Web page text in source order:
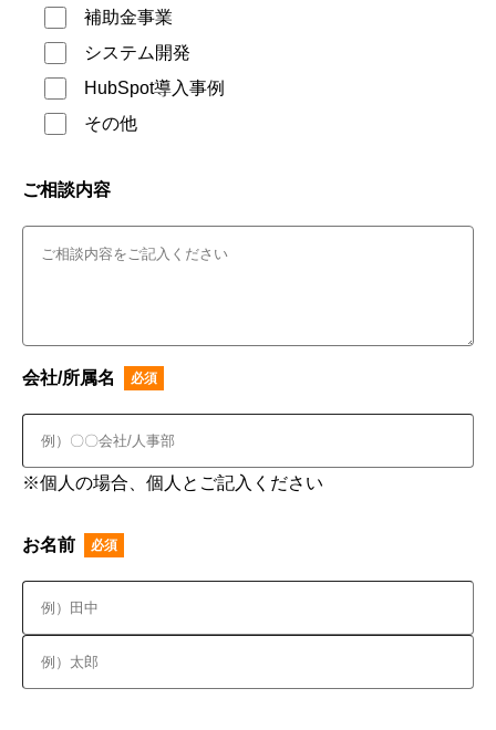
補助金事業
システム開発
HubSpot導入事例
その他
ご相談内容
会社/所属名
※個人の場合、個人とご記入ください
お名前